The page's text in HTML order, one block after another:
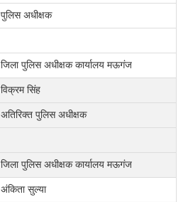
पुलिस अधीक्षक
जिला पुलिस अधीक्षक कार्यालय मऊगंज
विक्रम सिंह
अतिरिक्त पुलिस अधीक्षक
जिला पुलिस अधीक्षक कार्यालय मऊगंज
अंकिता सुल्या